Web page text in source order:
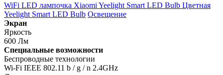
WiFi LED лампочка Xiaomi Yeelight Smart LED Bulb Цветная
Yeelight Smart LED Bulb Освещение
Экран
Яркость
600 Лм
Специальные возможности
Беспроводные технологии
Wi-Fi IEEE 802.11 b / g / n 2.4GHz